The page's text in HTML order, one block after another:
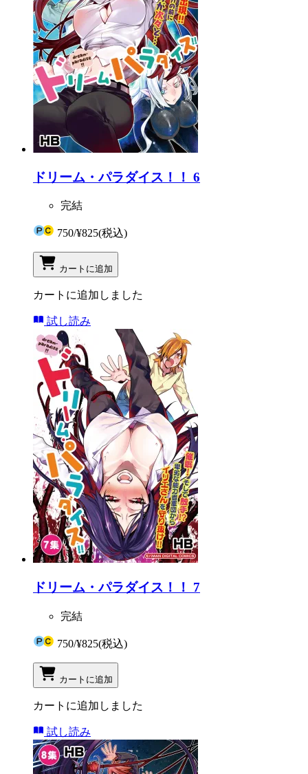
ドリーム・パラダイス！！ 6
完結
750/¥825(税込)
カートに追加
カートに追加しました
試し読み
ドリーム・パラダイス！！ 7
完結
750/¥825(税込)
カートに追加
カートに追加しました
試し読み